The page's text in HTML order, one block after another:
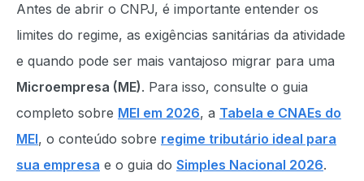
Antes de abrir o CNPJ, é importante entender os
limites do regime, as exigências sanitárias da atividade
e quando pode ser mais vantajoso migrar para uma
Microempresa (ME). Para isso, consulte o guia
completo sobre MEI em 2026, a Tabela e CNAEs do
MEI, o conteúdo sobre regime tributário ideal para
sua empresa e o guia do Simples Nacional 2026.